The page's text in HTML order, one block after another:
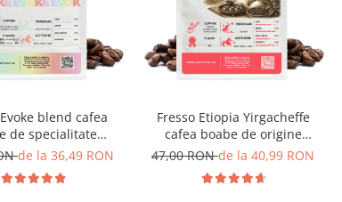
blend cafea
de specialitate
prăjită
de la 36,49 RON
Fresso Etiopia Yirgacheffe
cafea boabe de origine
proaspăt prăjită
47,00 RONde la 40,99 RON